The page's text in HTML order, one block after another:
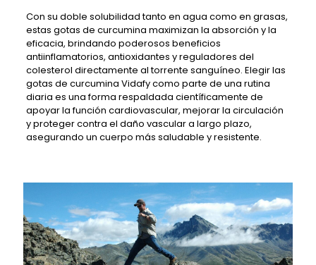
Con su doble solubilidad tanto en agua como en grasas,
estas gotas de curcumina maximizan la absorción y la
eficacia, brindando poderosos beneficios
antiinflamatorios, antioxidantes y reguladores del
colesterol directamente al torrente sanguíneo. Elegir las
gotas de curcumina Vidafy como parte de una rutina
diaria es una forma respaldada científicamente de
apoyar la función cardiovascular, mejorar la circulación
y proteger contra el daño vascular a largo plazo,
asegurando un cuerpo más saludable y resistente.